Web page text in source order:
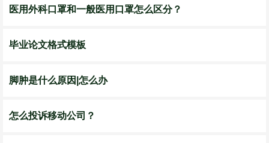
医用外科口罩和一般医用口罩怎么区分？
毕业论文格式模板
脚肿是什么原因|怎么办
怎么投诉移动公司？